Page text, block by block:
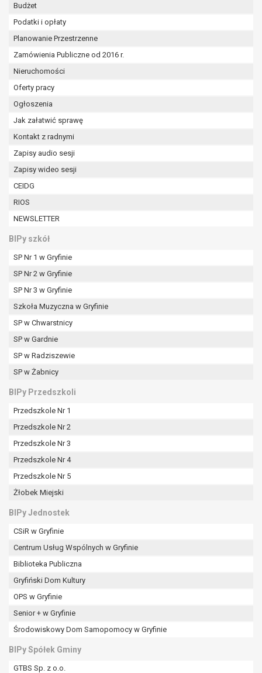
Budżet
Podatki i opłaty
Planowanie Przestrzenne
Zamówienia Publiczne od 2016 r.
Nieruchomości
Oferty pracy
Ogłoszenia
Jak załatwić sprawę
Kontakt z radnymi
Zapisy audio sesji
Zapisy wideo sesji
CEIDG
RIOS
NEWSLETTER
BIPy szkół
SP Nr 1 w Gryfinie
SP Nr 2 w Gryfinie
SP Nr 3 w Gryfinie
Szkoła Muzyczna w Gryfinie
SP w Chwarstnicy
SP w Gardnie
SP w Radziszewie
SP w Żabnicy
BIPy Przedszkoli
Przedszkole Nr 1
Przedszkole Nr 2
Przedszkole Nr 3
Przedszkole Nr 4
Przedszkole Nr 5
Żłobek Miejski
BIPy Jednostek
CSiR w Gryfinie
Centrum Usług Wspólnych w Gryfinie
Biblioteka Publiczna
Gryfiński Dom Kultury
OPS w Gryfinie
Senior + w Gryfinie
Środowiskowy Dom Samopomocy w Gryfinie
BIPy Spółek Gminy
GTBS Sp. z o.o.